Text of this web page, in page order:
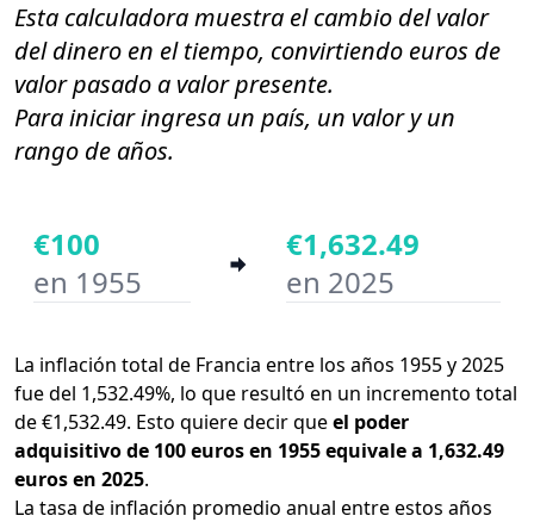
Esta calculadora muestra el cambio del valor
del dinero en el tiempo, convirtiendo euros de
valor pasado a valor presente.
Para iniciar ingresa un país, un valor y un
rango de años.
€100
en 1955
€1,632.49
en 2025
La inflación total de Francia entre los años 1955 y 2025
fue del 1,532.49%, lo que resultó en un incremento total
de €1,532.49. Esto quiere decir queel poder
adquisitivo de 100 euros en 1955 equivale a 1,632.49
euros en 2025.
La tasa de inflación promedio anual entre estos años